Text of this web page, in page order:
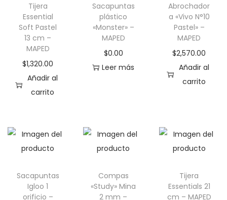
Tijera
Essential
Soft Pastel
13 cm –
MAPED
$1,320.00
Añadir al
carrito
Sacapuntas
plástico
«Monster» –
MAPED
$0.00
Leer más
Abrochador
a «Vivo N°10
Pastel» –
MAPED
$2,570.00
Añadir al
carrito
Sacapuntas
Igloo 1
orificio –
Compas
«Study» Mina
2 mm –
Tijera
Essentials 21
cm – MAPED